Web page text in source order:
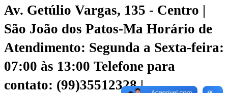
Av. Getúlio Vargas, 135 - Centro |
São João dos Patos-Ma Horário de
Atendimento: Segunda a Sexta-feira:
07:00 às 13:00 Telefone para
contato: (99)35512328 |